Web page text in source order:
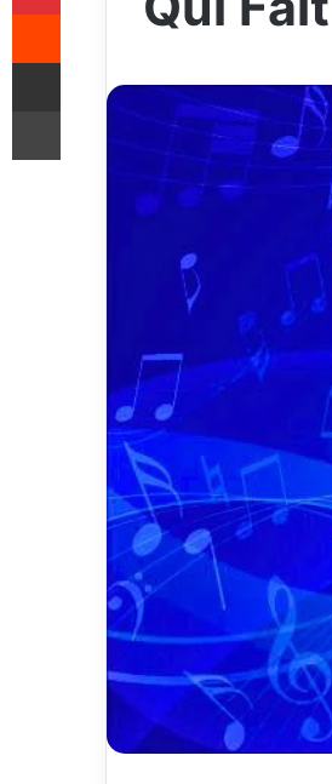
Reddit
Share via Email